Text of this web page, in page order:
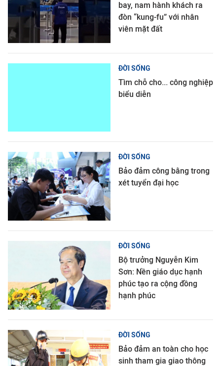
bay, nam hành khách ra
đòn “kung-fu” với nhân
viên mặt đất
ĐỜI SỐNG
Tìm chỗ cho... công nghiệp
biểu diễn
ĐỜI SỐNG
Bảo đảm công bằng trong
xét tuyển đại học
ĐỜI SỐNG
Bộ trưởng Nguyễn Kim
Sơn: Nền giáo dục hạnh
phúc tạo ra cộng đồng
hạnh phúc
ĐỜI SỐNG
Bảo đảm an toàn cho học
sinh tham gia giao thông